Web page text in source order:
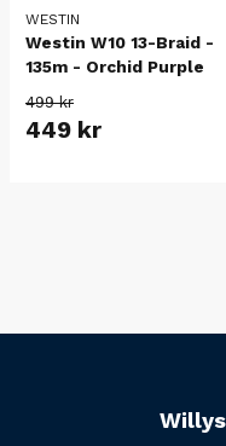
WESTIN
Westin W10 13-Braid -
135m - Orchid Purple
499 kr
449 kr